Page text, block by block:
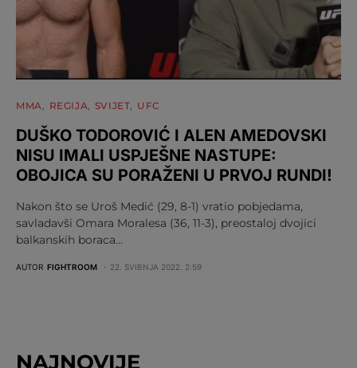
MMA REGIJA SVIJET UFC
DUŠKO TODOROVIĆ I ALEN AMEDOVSKI
NISU IMALI USPJEŠNE NASTUPE:
OBOJICA SU PORAŽENI U PRVOJ RUNDI!
Nakon što se Uroš Medić (29, 8-1) vratio pobjedama,
savladavši Omara Moralesa (36, 11-3), preostaloj dvojici
balkanskih boraca…
AUTOR FIGHTROOM 22. SVIBNJA 2022. 2:59
NAJNOVIJE